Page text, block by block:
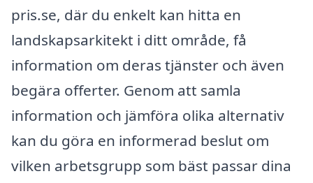
pris.se, där du enkelt kan hitta en
landskapsarkitekt i ditt område, få
information om deras tjänster och även
begära offerter. Genom att samla
information och jämföra olika alternativ
kan du göra en informerad beslut om
vilken arbetsgrupp som bäst passar dina